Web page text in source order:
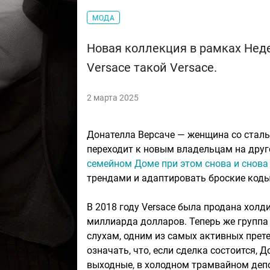
МОДА
Новая коллекция в рамках
Versace такой Versace.
2 марта 2025
Донателла Версаче — женщина со
переходит к новым владельцам на
семейном Доме при этом снова и снова
трендами и адаптировать броские
В 2018 году Versace была продана
миллиарда долларов. Теперь же
слухам, одним из самых активных
означать, что, если сделка
выходные, в холодном трамвайном